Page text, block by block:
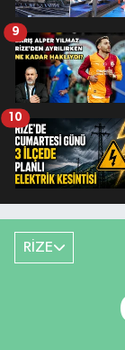
9
10
RİZE